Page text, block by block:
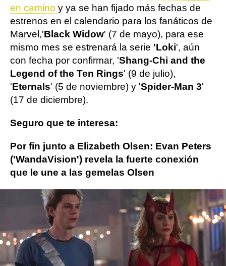
en camino y ya se han fijado más fechas de
estrenos en el calendario para los fanáticos de
Marvel,'Black Widow' (7 de mayo), para ese
mismo mes se estrenará la serie 'Loki', aún
con fecha por confirmar, 'Shang-Chi and the
Legend of the Ten Rings' (9 de julio),
'Eternals' (5 de noviembre) y 'Spider-Man 3'
(17 de diciembre).
Seguro que te interesa:
Por fin junto a Elizabeth Olsen: Evan Peters
('WandaVision') revela la fuerte conexión
que le une a las gemelas Olsen
Sebastian Stan marvel